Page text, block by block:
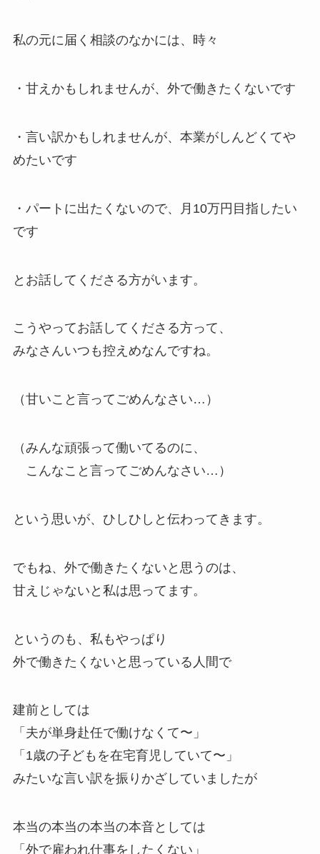
私の元に届く相談のなかには、時々
・甘えかもしれませんが、外で働きたくないです
・言い訳かもしれませんが、本業がしんどくてや
めたいです
・パートに出たくないので、月10万円目指したい
です
とお話してくださる方がいます。
こうやってお話してくださる方って、
みなさんいつも控えめなんですね。
（甘いこと言ってごめんなさい…）
（みんな頑張って働いてるのに、
こんなこと言ってごめんなさい…）
という思いが、ひしひしと伝わってきます。
でもね、外で働きたくないと思うのは、
甘えじゃないと私は思ってます。
というのも、私もやっぱり
外で働きたくないと思っている人間で
建前としては
「夫が単身赴任で働けなくて〜」
「1歳の子どもを在宅育児していて〜」
みたいな言い訳を振りかざしていましたが
本当の本当の本当の本音としては
「外で雇われ仕事をしたくない」